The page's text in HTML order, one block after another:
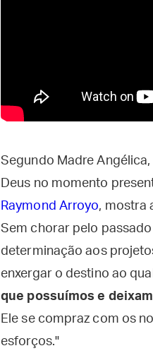
Segundo Madre
Deus no momento
Raymond Arroyo, mostra
Sem chorar pelo
determinação aos
enxergar o destino ao
que possuímos e
Ele se compraz com os
esforços."